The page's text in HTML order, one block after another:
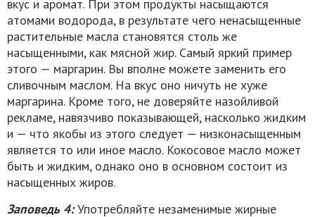
вкус и аромат. При этом продукты насыщаются
атомами водорода, в результате чего ненасыщенные
растительные масла становятся столь же
насыщенными, как мясной жир. Самый яркий пример
этого — маргарин. Вы вполне можете заменить его
сливочным маслом. На вкус оно ничуть не хуже
маргарина. Кроме того, не доверяйте назойливой
рекламе, навязчиво показывающей, насколько жидким
и — что якобы из этого следует — низконасыщенным
является то или иное масло. Кокосовое масло может
быть и жидким, однако оно в основном состоит из
насыщенных жиров.
Заповедь 4:Употребляйте незаменимые жирные